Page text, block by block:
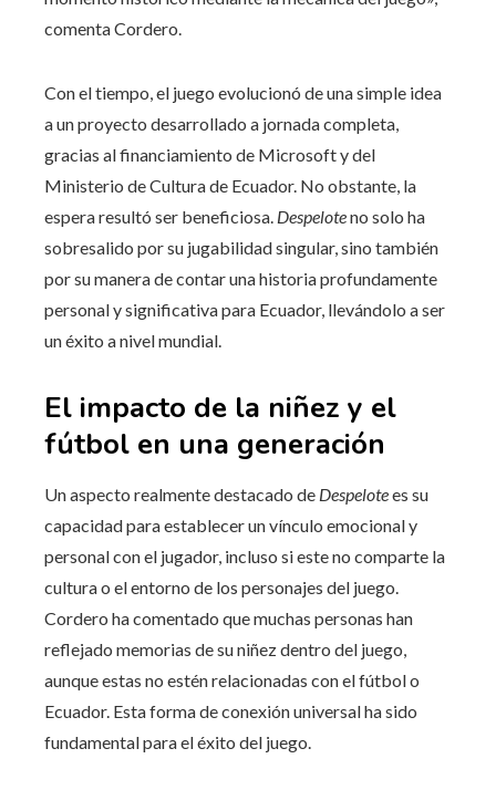
comenta Cordero.
Con el tiempo, el juego evolucionó de una simple idea
a un proyecto desarrollado a jornada completa,
gracias al financiamiento de Microsoft y del
Ministerio de Cultura de Ecuador. No obstante, la
espera resultó ser beneficiosa. Despeloteno solo ha
sobresalido por su jugabilidad singular, sino también
por su manera de contar una historia profundamente
personal y significativa para Ecuador, llevándolo a ser
un éxito a nivel mundial.
El impacto de la niñez y el
fútbol en una generación
Un aspecto realmente destacado de Despelotees su
capacidad para establecer un vínculo emocional y
personal con el jugador, incluso si este no comparte la
cultura o el entorno de los personajes del juego.
Cordero ha comentado que muchas personas han
reflejado memorias de su niñez dentro del juego,
aunque estas no estén relacionadas con el fútbol o
Ecuador. Esta forma de conexión universal ha sido
fundamental para el éxito del juego.